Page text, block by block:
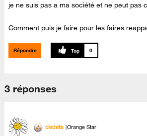
je ne suis pas a ma société et ne peut pas
Comment puis je faire pour les faires
Répondre 0
3 réponses
cledefa Orange Star